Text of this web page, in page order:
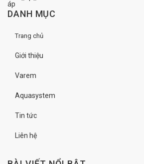
DANH MỤC
Trang chủ
Giới thiệu
Varem
Aquasystem
Tin tức
Liên hệ